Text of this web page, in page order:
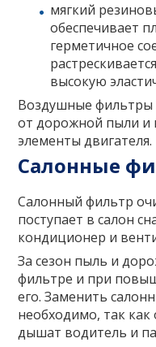
мягкий
обеспечивает
герметичное
высокую
Воздушные фильтры
от дорожной пыли и
элементы двигателя.
Салонные
Салонный фильтр
поступает в салон
кондиционер и
За сезон пыль и
фильтре и при
его. Заменить
необходимо, так как
дышат водитель и